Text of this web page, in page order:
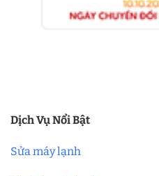
Dịch Vụ Nổi Bật
Sửa máy lạnh